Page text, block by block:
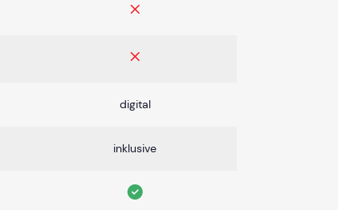
digital
inklusive